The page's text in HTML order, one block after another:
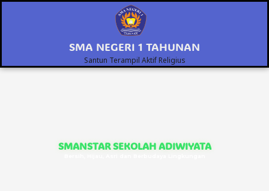
SMA NEGERI 1 TAHUNAN
Santun Terampil Aktif Religius
SMANSTAR SEKOLAH ADIWIYATA